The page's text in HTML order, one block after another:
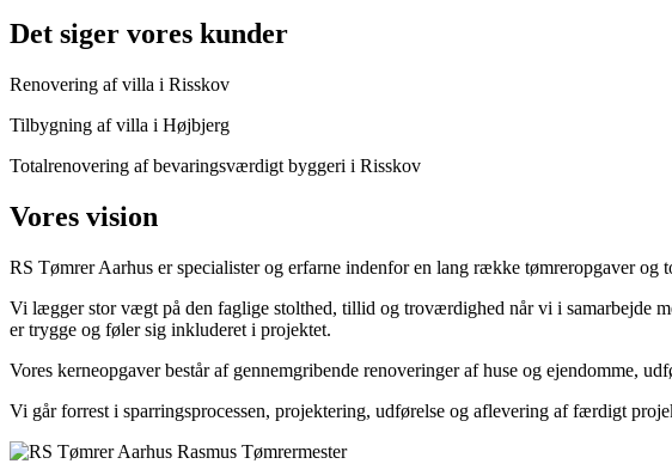
Det siger vores kunder
Renovering af villa i Risskov
Tilbygning af villa i Højbjerg
Totalrenovering af bevaringsværdigt byggeri i Risskov
Vores vision
RS Tømrer Aarhus er specialister og erfarne indenfor en lang række tømreropgaver og
Vi lægger stor vægt på den faglige stolthed, tillid og troværdighed når vi i samarbejde
er trygge og føler sig inkluderet i projektet.
Vores kerneopgaver består af gennemgribende renoveringer af huse og ejendomme,
Vi går forrest i sparringsprocessen, projektering, udførelse og aflevering af færdigt